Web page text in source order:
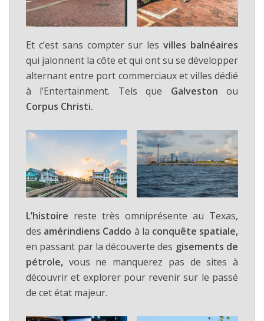
Et c’est sans compter sur lesvilles balnéaires
qui jalonnent la côte et qui ont su se développer
alternant entre port commerciaux et villes dédié
à l’Entertainment. Tels que Galvestonou
Corpus Christi.
L’histoire reste très omniprésente au Texas,
des amérindiens Caddo à la conquête spatiale,
en passant par la découverte des gisements de
pétrole, vous ne manquerez pas de sites à
découvrir et explorer pour revenir sur le passé
de cet état majeur.